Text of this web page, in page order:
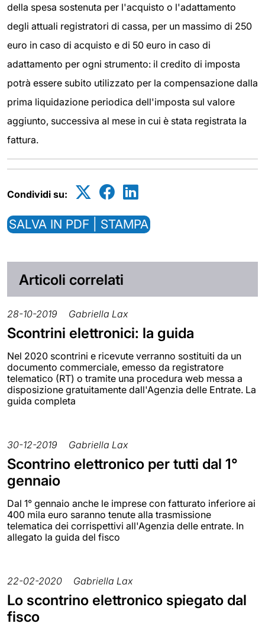
della spesa sostenuta per l'acquisto o l'adattamento
degli attuali registratori di cassa, per un massimo di 250
euro in caso di acquisto e di 50 euro in caso di
adattamento per ogni strumento: il credito di imposta
potrà essere subito utilizzato per la compensazione dalla
prima liquidazione periodica dell'imposta sul valore
aggiunto, successiva al mese in cui è stata registrata la
fattura.
Condividi su:
SALVA IN PDF | STAMPA
Articoli correlati
28-10-2019 Gabriella Lax
Scontrini elettronici: la guida
Nel 2020 scontrini e ricevute verranno sostituiti da un
documento commerciale, emesso da registratore
telematico (RT) o tramite una procedura web messa a
disposizione gratuitamente dall'Agenzia delle Entrate. La
guida completa
30-12-2019 Gabriella Lax
Scontrino elettronico per tutti dal 1°
gennaio
Dal 1° gennaio anche le imprese con fatturato inferiore ai
400 mila euro saranno tenute alla trasmissione
telematica dei corrispettivi all'Agenzia delle entrate. In
allegato la guida del fisco
22-02-2020 Gabriella Lax
Lo scontrino elettronico spiegato dal
fisco